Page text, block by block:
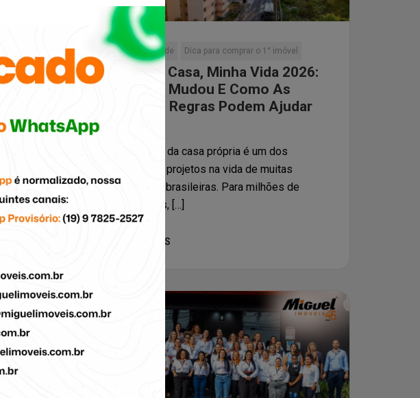
o seu
[…]
Curiosidade Dica para comprar o 1° imóvel
Minha Casa, Minha Vida 2026:
O Que Mudou E Como As
Novas Regras Podem Ajudar
O sonho da casa própria é um dos
maiores projetos na vida de muitas
famílias brasileiras. Para milhões de
pessoas, […]
LEIA MAIS